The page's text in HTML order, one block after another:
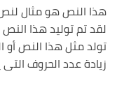
هذا النص هو مثال
لقد تم توليد هذا
تولد مثل هذا النص أو
زيادة عدد الحروف